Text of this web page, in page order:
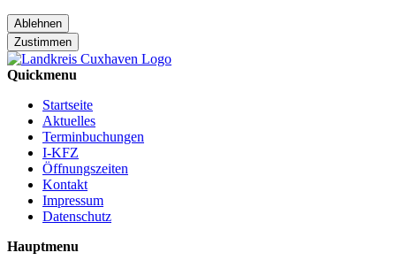
Ablehnen
Zustimmen
Quickmenu
Startseite
Aktuelles
Terminbuchungen
I-KFZ
Öffnungszeiten
Kontakt
Impressum
Datenschutz
Hauptmenu